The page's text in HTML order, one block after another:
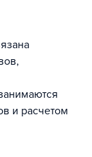
и расчетом